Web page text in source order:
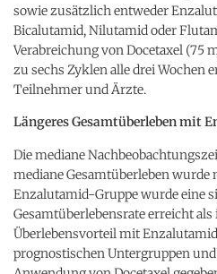
sowie zusätzlich entweder
Bicalutamid, Nilutamid oder
Verabreichung von Docetaxel (75
zu sechs Zyklen alle drei Wochen
Teilnehmer und Ärzte.
Längeres Gesamtüberleben mit
Die mediane
mediane Gesamtüberleben wurde
Enzalutamid-Gruppe wurde eine
Gesamtüberlebensrate erreicht
Überlebensvorteil mit
prognostischen Untergruppen